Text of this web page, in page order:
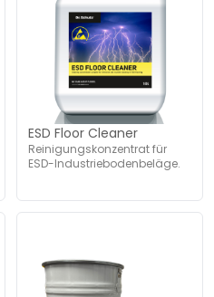
ESD Floor Cleaner
Reinigungskonzentrat für
ESD-Industriebodenbeläge.